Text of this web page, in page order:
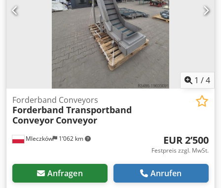
1 /4
Mleczków 1’062 km
Forderband Conveyors
Forderband Transportband
Conveyor Conveyor
EUR 2’500
Festpreis zzgl. MwSt.
Anfragen Anrufen